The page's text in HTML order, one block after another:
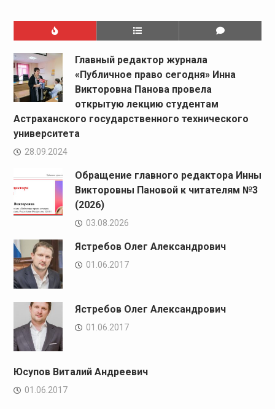
Главный редактор журнала
«Публичное право сегодня» Инна
Викторовна Панова провела
открытую лекцию студентам
Астраханского государственного технического
университета
28.09.2024
Обращение главного редактора Инны
Викторовны Пановой к читателям №3
(2026)
03.08.2026
Ястребов Олег Александрович
01.06.2017
Ястребов Олег Александрович
01.06.2017
Юсупов Виталий Андреевич
01.06.2017